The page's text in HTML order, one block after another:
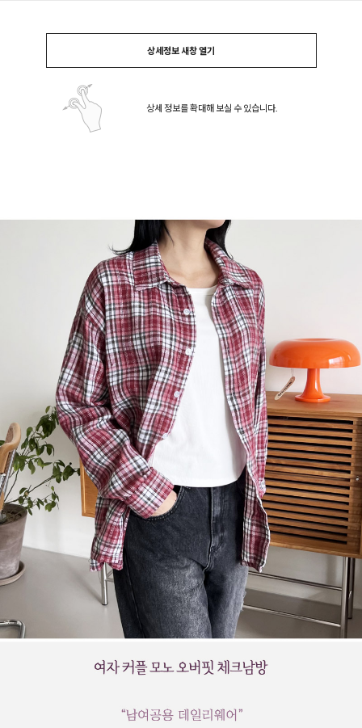
상세정보 새창 열기
상세 정보를 확대해 보실 수 있습니다.